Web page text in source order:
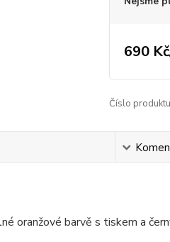
690 Kč
Číslo
oranžové barvě s tiskem a